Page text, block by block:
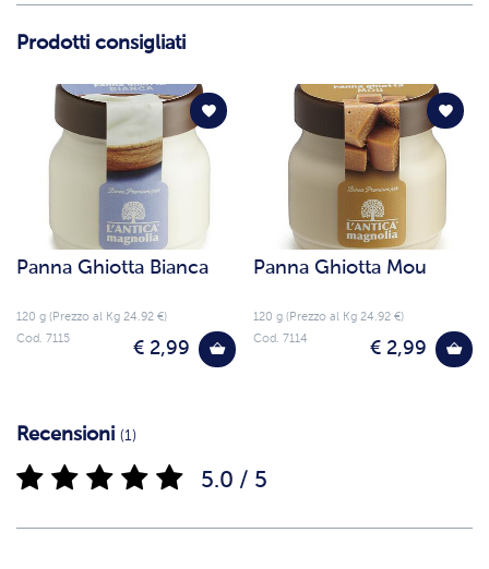
Prodotti consigliati
Panna Ghiotta Bianca
120 g (Prezzo al Kg 24.92 €)
€ 2,99
Cod. 7115
Panna Ghiotta Mou
120 g (Prezzo al Kg 24.92 €)
€ 2,99
Cod. 7114
Recensioni (1)
5.0 / 5